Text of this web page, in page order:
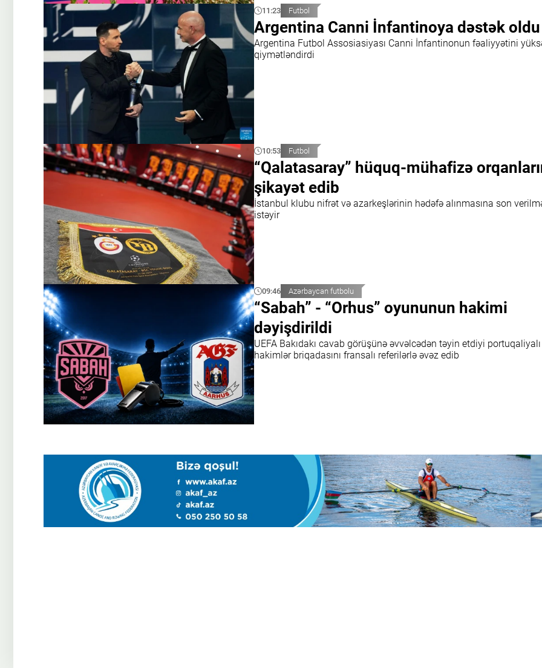
11:23 Futbol
Argentina Canni İnfantinoya dəstək oldu
Argentina Futbol Assosiasiyası Canni İnfantinonun fəaliyyətini
qiymətləndirdi
10:53 Futbol
“Qalatasaray” hüquq-mühafizə
şikayət edib
İstanbul klubu nifrət və azarkeşlərinin hədəfə alınmasına son
istəyir
09:46 Azərbaycan futbolu
“Sabah” - “Orhus” oyununun hakimi
dəyişdirildi
UEFA Bakıdakı cavab görüşünə əvvəlcədən təyin etdiyi portuqaliyalı
hakimlər briqadasını fransalı referilərlə əvəz edib